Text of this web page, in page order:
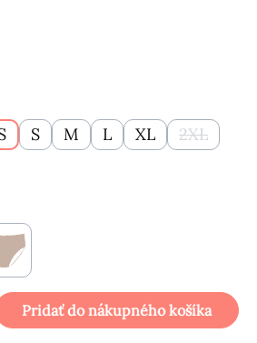
4.8 z 5 hviezdičiek
S M L XL 2XL
(Táto
nie je k dispozícii.)
Béžové
Zadajte požadované
Pridať do nákupného košíka